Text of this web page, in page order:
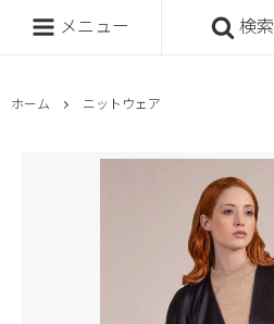
メニュー 検索
ホーム ニットウェア